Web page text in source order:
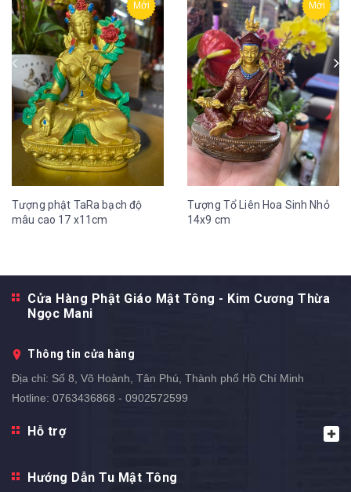
Mới
Tượng phật TaRa bạch độ
mâu cao 17 x11cm
Mới
Tượng Tổ Liên Hoa Sinh Nhỏ
14x9 cm
Cửa Hàng Phật Giáo Mật Tông - Kim Cương Thừa
Ngọc Mani
Thông tin cửa hàng
Địa chỉ: Số 8, Võ Hoành, Tân Phú, Thành phố Hồ Chí Minh
Hotline: 0763436868 - 0902572599
Hỗ trợ
Hướng Dẫn Tu Mật Tông